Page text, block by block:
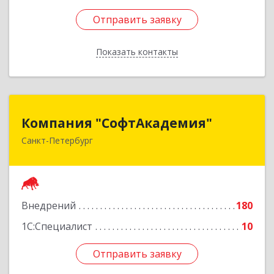
Отправить заявку
Показать контакты
Отправить заявку
Назад
Компания "СофтАкадемия"
Санкт-Петербург
Внедрений
180
1С:Специалист
10
Отправить заявку
Компания "СофтАкадемия"
194291, Санкт-Петербург г, вн.тер.г.
Подробнее
Отправить заявку